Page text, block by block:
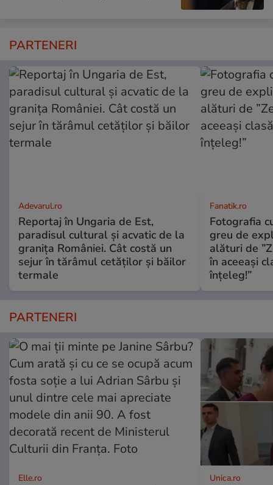
PARTENERI
Adevarul.ro
Reportaj în Ungaria de Est,
paradisul cultural și acvatic de la
granița României. Cât costă un
sejur în tărâmul cetăților și băilor
termale
Fanatik.ro
Fotografia
greu de
alături de
în aceeași
înțeleg!”
PARTENERI
Elle.ro Unica.ro